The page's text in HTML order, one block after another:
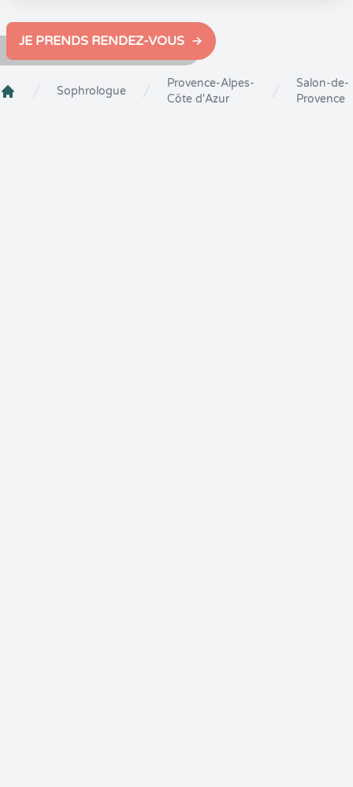
JE PRENDS RENDEZ-VOUS
Sophrologue
Provence-Alpes-
Côte d'Azur
Salon-de-
Provence